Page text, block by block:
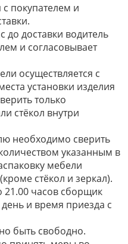
покупателем и
до доставки водитель
и согласовывает
осуществляется с
установки изделия
только
стёкол внутри
необходимо сверить
указанным в
мебели
стёкол и зеркал).
21.00 часов сборщик
и время приезда с
быть свободно.